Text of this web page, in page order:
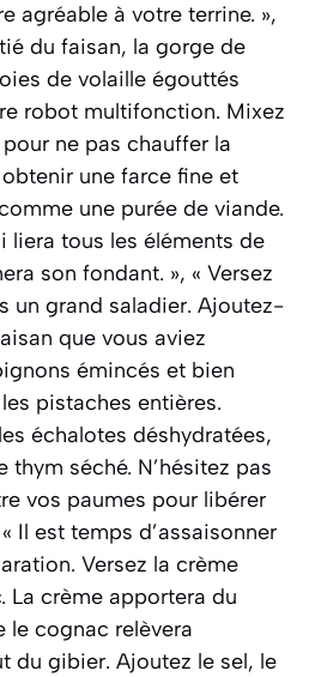
agréable à votre terrine. »,
du faisan, la gorge de
de volaille égouttés
robot multifonction. Mixez
ne pas chauffer la
une farce fine et
une purée de viande.
liera tous les éléments de
son fondant. », « Versez
un grand saladier. Ajoutez-
que vous aviez
émincés et bien
pistaches entières.
échalotes déshydratées,
thym séché. N’hésitez pas
vos paumes pour libérer
Il est temps d’assaisonner
Versez la crème
La crème apportera du
le cognac relèvera
du gibier. Ajoutez le sel, le